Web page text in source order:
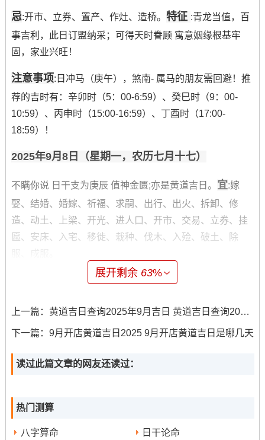
忌:开市、立券、置产、作灶、造桥。 特征 :青龙当值，百
事吉利，此日订盟纳采；可得天时眷顾 寓意姻缘根基牢
固，家业兴旺！
注意事项:日冲马（庚午），煞南- 属马的朋友需回避！推
荐的吉时有：辛卯时（5：00-6:59）、癸巳时（9：00-
10:59）、丙申时（15:00-16:59）、丁酉时（17:00-
18:59）！
2025年9月8日（星期一，农历七月十七）
不瞒你说 日干支为庚辰 值神金匮;亦是黄道吉日。 宜:嫁
娶、结婚、婚嫁、祈福、求嗣、出行、出火、拆卸、修
造、动土、上梁、开光、进人口、开市、交易、立券、挂
匾、安床、入宅、移徙、栽种、伐木、入殓、破土、除
:金匮乃吉神。此日宜订婚纳采 -标记感情珍
59）、辛巳时（9：00-10：59）、癸未时（13：00-14：
59）、甲申时（15：00-16:59）！
2025年9月17日（星期三~农历七月廿六）
在此日干支为己丑 值神明堂~为黄道吉日。
展开剩余 63%
上一篇： 黄道吉日查询2025年9月吉日 黄道吉日查询2025年9月份
下一篇： 9月开店黄道吉日2025 9月开店黄道吉日是哪几天
读过此篇文章的网友还读过：
热门测算
八字算命
日干论命